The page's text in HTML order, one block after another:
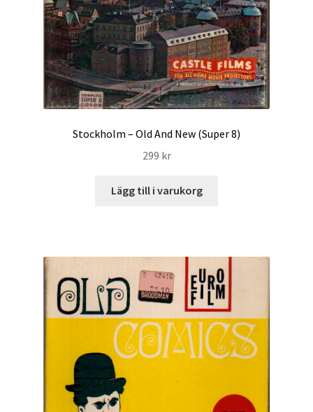
Stockholm – Old And New (Super 8)
299 kr
Lägg till i varukorg